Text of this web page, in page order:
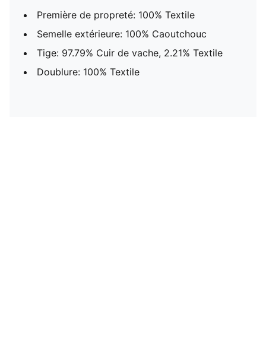
Première de propreté: 100% Textile
Semelle extérieure: 100% Caoutchouc
Tige: 97.79% Cuir de vache, 2.21% Textile
Doublure: 100% Textile